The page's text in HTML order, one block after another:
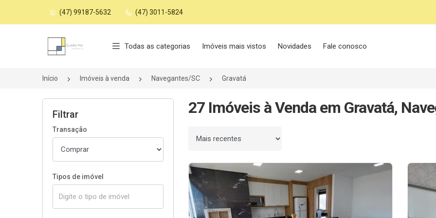
(47) 99187-5632 (47) 3011-5824
Página inicial
Todas as categorias Imóveis mais vistos Novidades Fale conosco
Início Imóveis à venda Navegantes/SC Gravatá
Filtrar
Transação
Tipos de imóvel
27 Imóveis à Venda em Gravatá,
Ordenar por